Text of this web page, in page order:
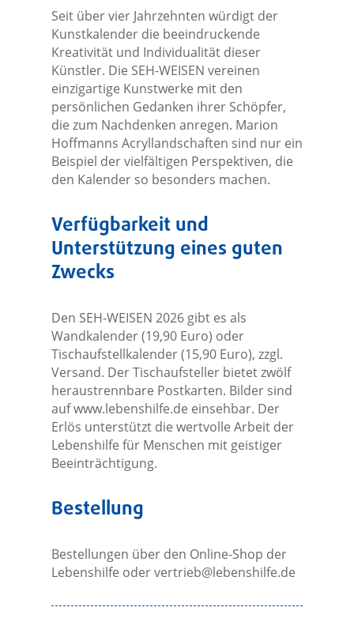
Seit über vier Jahrzehnten würdigt der
Kunstkalender die beeindruckende
Kreativität und Individualität dieser
Künstler. Die SEH-WEISEN vereinen
einzigartige Kunstwerke mit den
persönlichen Gedanken ihrer Schöpfer,
die zum Nachdenken anregen. Marion
Hoffmanns Acryllandschaften sind nur ein
Beispiel der vielfältigen Perspektiven, die
den Kalender so besonders machen.
Verfügbarkeit und
Unterstützung eines guten
Zwecks
Den SEH-WEISEN 2026 gibt es als
Wandkalender (19,90 Euro) oder
Tischaufstellkalender (15,90 Euro), zzgl.
Versand. Der Tischaufsteller bietet zwölf
heraustrennbare Postkarten. Bilder sind
auf www.lebenshilfe.de einsehbar. Der
Erlös unterstützt die wertvolle Arbeit der
Lebenshilfe für Menschen mit geistiger
Beeinträchtigung.
Bestellung
Bestellungen über den Online-Shop der
Lebenshilfe odervertrieb@lebenshilfe.de